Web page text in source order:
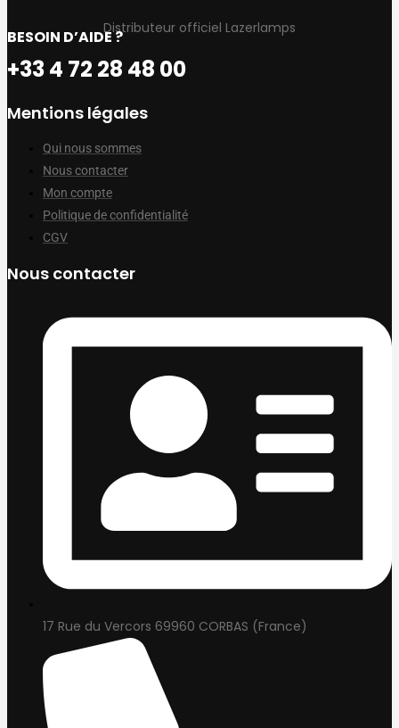
Distributeur officiel Lazerlamps
BESOIN D’AIDE ?
+33 4 72 28 48 00
Mentions légales
Qui nous sommes
Nous contacter
Mon compte
Politique de confidentialité
CGV
Nous contacter
17 Rue du Vercors 69960 CORBAS (France)